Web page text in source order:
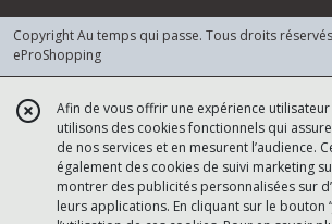
Copyright Au temps qui passe. Tous droits
eProShopping
Afin de vous offrir une expérience
utilisons des cookies fonctionnels qui
de nos services et en mesurent l’audience.
également des cookies de suivi marketing
montrer des publicités personnalisées sur
leurs applications. En cliquant sur le bouton